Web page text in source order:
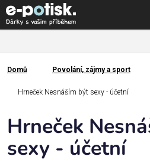
Přejít
na
obsah
Kategorie
Dárek
Domů
Domů Povolání, zájmy a sport
Hrneček Nesnáším být sexy - účetní
Hrneček
sexy - účetní